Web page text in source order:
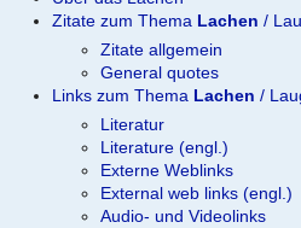
Zitate zum Thema Lachen /
Zitate allgemein
General quotes
Links zum Thema Lachen /
Literatur
Literature (engl.)
Externe Weblinks
External web links (engl.)
Audio- und Videolinks